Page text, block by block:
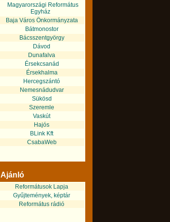
Magyarországi Református
Egyház
Baja Város Önkormányzata
Bátmonostor
Bácsszentgyörgy
Dávod
Dunafalva
Érsekcsanád
Érsekhalma
Hercegszántó
Nemesnádudvar
Sükösd
Szeremle
Vaskút
Hajós
BLink Kft
CsabaWeb
Ajánló
Reformátusok Lapja
Gyűjtemények, képtár
Református rádió